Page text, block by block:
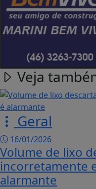
Veja
Geral
16/01/2026
Volume de lixo
incorretamente
alarmante